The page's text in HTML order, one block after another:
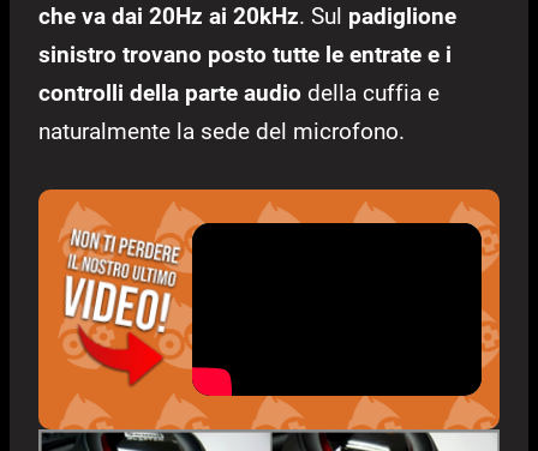
che va dai 20Hz ai 20kHz. Sul padiglione
sinistro trovano posto tutte le entrate e i
controlli della parte audio della cuffia e
naturalmente la sede del microfono.